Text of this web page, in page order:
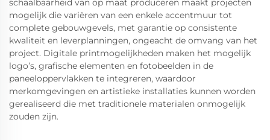
schaalbaarheid van op maat produceren maakt projecten
mogelijk die variëren van een enkele accentmuur tot
complete gebouwgevels, met garantie op consistente
kwaliteit en leverplanningen, ongeacht de omvang van het
project. Digitale printmogelijkheden maken het mogelijk
logo’s, grafische elementen en fotobeelden in de
paneeloppervlakken te integreren, waardoor
merkomgevingen en artistieke installaties kunnen worden
gerealiseerd die met traditionele materialen onmogelijk
zouden zijn.